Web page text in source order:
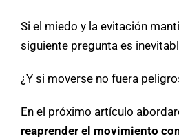
Si el miedo y la evitación
siguiente pregunta es
¿Y si moverse no fuera
En el próximo artículo
reaprender el movimiento